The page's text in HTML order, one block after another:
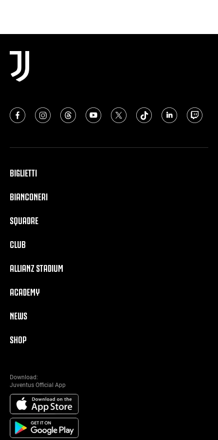
BIGLIETTI
BIANCONERI
SQUADRE
CLUB
ALLIANZ STADIUM
ACADEMY
NEWS
SHOP
Download:
Juventus Official App